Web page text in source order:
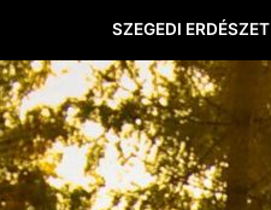
SZEGEDI ERDÉSZET